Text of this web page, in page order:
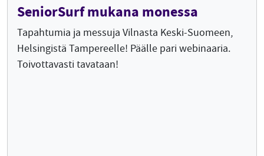
SeniorSurf mukana monessa
Tapahtumia ja messuja Vilnasta Keski-Suomeen,
Helsingistä Tampereelle! Päälle pari webinaaria.
Toivottavasti tavataan!